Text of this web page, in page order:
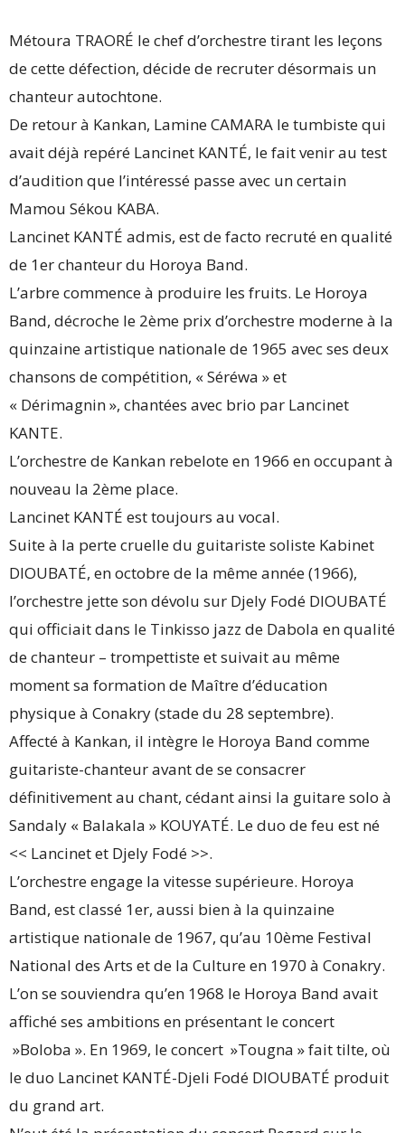
Métoura TRAORÉ le chef d’orchestre tirant les leçons
de cette défection, décide de recruter désormais un
chanteur autochtone.
De retour à Kankan, Lamine CAMARA le tumbiste qui
avait déjà repéré Lancinet KANTÉ, le fait venir au test
d’audition que l’intéressé passe avec un certain
Mamou Sékou KABA.
Lancinet KANTÉ admis, est de facto recruté en qualité
de 1er chanteur du Horoya Band.
L’arbre commence à produire les fruits. Le Horoya
Band, décroche le 2ème prix d’orchestre moderne à la
quinzaine artistique nationale de 1965 avec ses deux
chansons de compétition, « Séréwa » et
« Dérimagnin », chantées avec brio par Lancinet
KANTE.
L’orchestre de Kankan rebelote en 1966 en occupant à
nouveau la 2ème place.
Lancinet KANTÉ est toujours au vocal.
Suite à la perte cruelle du guitariste soliste Kabinet
DIOUBATÉ, en octobre de la même année (1966),
l’orchestre jette son dévolu sur Djely Fodé DIOUBATÉ
qui officiait dans le Tinkisso jazz de Dabola en qualité
de chanteur – trompettiste et suivait au même
moment sa formation de Maître d’éducation
physique à Conakry (stade du 28 septembre).
Affecté à Kankan, il intègre le Horoya Band comme
guitariste-chanteur avant de se consacrer
définitivement au chant, cédant ainsi la guitare solo à
Sandaly « Balakala » KOUYATÉ. Le duo de feu est né
<< Lancinet et Djely Fodé >>.
L’orchestre engage la vitesse supérieure. Horoya
Band, est classé 1er, aussi bien à la quinzaine
artistique nationale de 1967, qu’au 10ème Festival
National des Arts et de la Culture en 1970 à Conakry.
L’on se souviendra qu’en 1968 le Horoya Band avait
affiché ses ambitions en présentant le concert
»Boloba ». En 1969, le concert »Tougna » fait tilte, où
le duo Lancinet KANTÉ-Djeli Fodé DIOUBATÉ produit
du grand art.